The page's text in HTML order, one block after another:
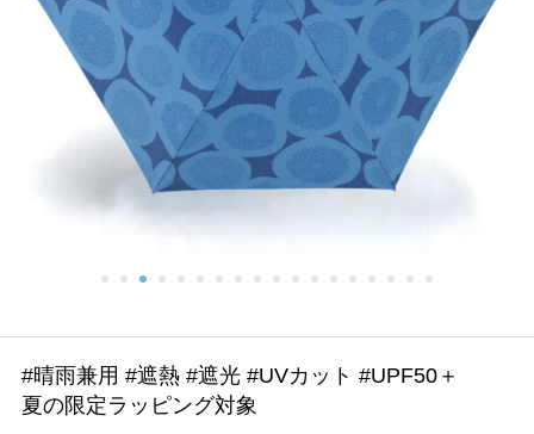
#晴雨兼用 #遮熱 #遮光 #UVカット #UPF50＋
夏の限定ラッピング対象